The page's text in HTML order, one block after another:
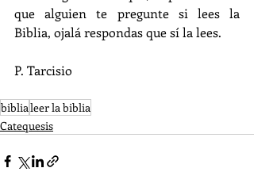
que alguien te pregunte si lees la
Biblia, ojalá respondas que sí la lees.
P. Tarcisio
biblialeer la biblia
Catequesis